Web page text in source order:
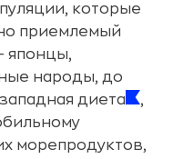
которые
приемлемый
японцы,
народы, до
диета
,
морепродуктов,